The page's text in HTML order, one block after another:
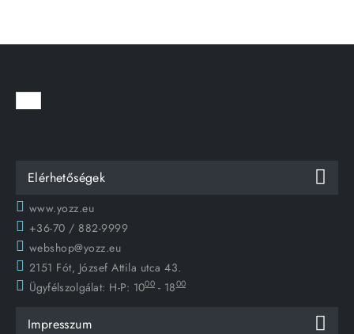
Elérhetőségek
www.yozz.eu
+36-70 / 882-9999
webshop@yozz.eu
2151 Fót, József Attila utca 43.
Ügyfélszolgálat: H-P: 1000 - 1800
Impresszum